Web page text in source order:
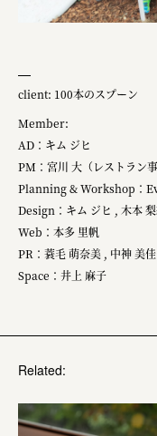
client: 100本のスプーン
Member:
AD：キム ジヒ
PM：宮川 大（レストラン
Planning & Workshop：
Design：キム ジヒ , 木本
Web：本多 里帆
PR：蓑毛 萌奈美 , 中神 美佳
Space：井上 麻子
Related: